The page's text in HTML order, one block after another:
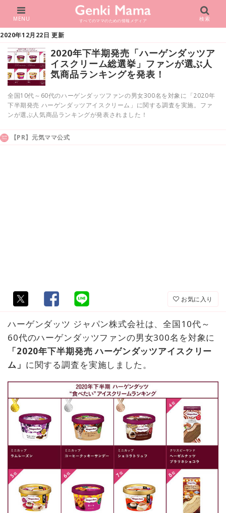
すべてのママのための情報メディア
MENU 検索
2020年12月22日 更新
2020年下半期発売「ハーゲンダッツア
イスクリーム総選挙」ファンが選ぶ人
気商品ランキングを発表！
全国10代～60代のハーゲンダッツファンの男女300名を対象に「2020年
下半期発売 ハーゲンダッツアイスクリーム」に関する調査を実施。ファ
ンが選ぶ人気商品ランキングが発表されました！
【PR】元気ママ公式
お気に入り
ハーゲンダッツ ジャパン株式会社は、全国10代～
60代のハーゲンダッツファンの男女300名を対象に
「2020年下半期発売 ハーゲンダッツアイスクリー
ム」 に関する調査を実施しました。